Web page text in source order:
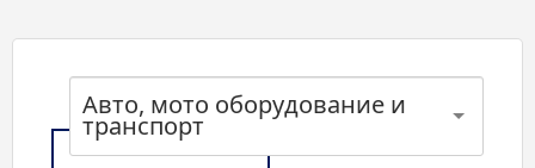
Авто, мото оборудование и
транспорт